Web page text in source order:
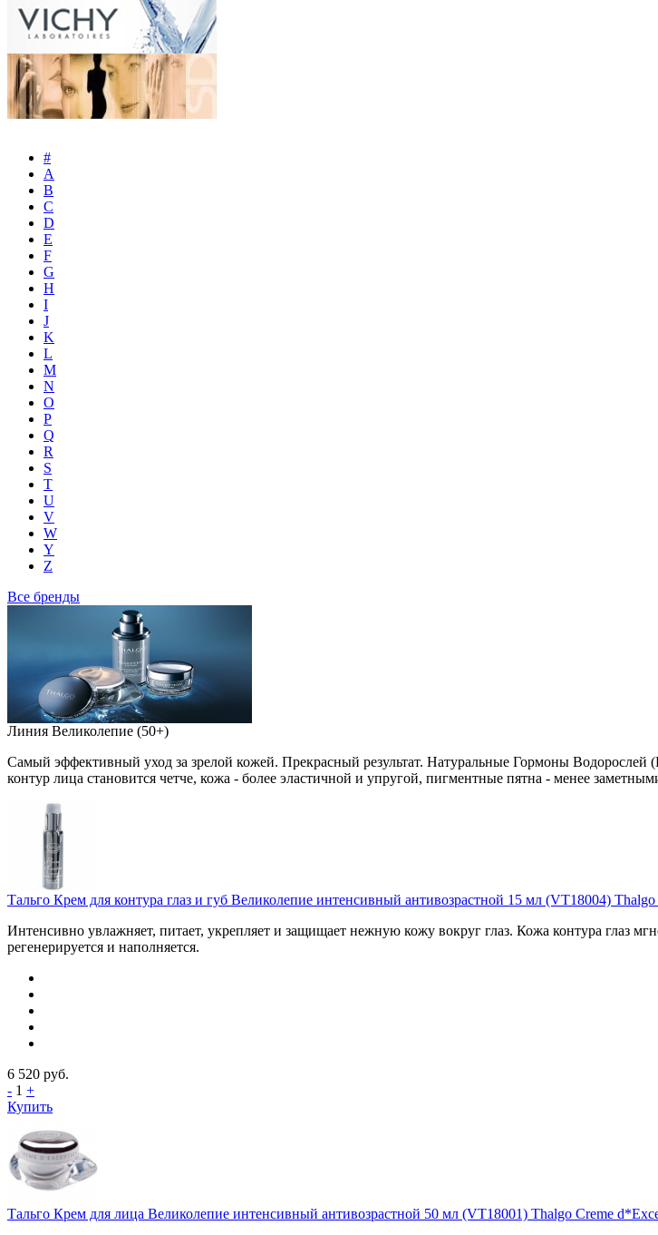
#
A
B
C
D
E
F
G
H
I
J
K
L
M
N
O
P
Q
R
S
T
U
V
W
Y
Z
Все бренды
Линия Великолепие (50+)
Самый эффективный уход за зрелой кожей. Прекрасный результат. Натуральные Гормоны
контур лица становится четче, кожа - более эластичной и упругой, пигментные пятна - менее
Тальго Крем для контура глаз и губ Великолепие интенсивный антивозрастной 15 мл (VT18004)
Интенсивно увлажняет, питает, укрепляет и защищает нежную кожу вокруг глаз. Кожа контура глаз
регенерируется и наполняется.
6 520 руб.
- 1 +
Купить
Тальго Крем для лица Великолепие интенсивный антивозрастной 50 мл (VT18001) Thalgo Creme